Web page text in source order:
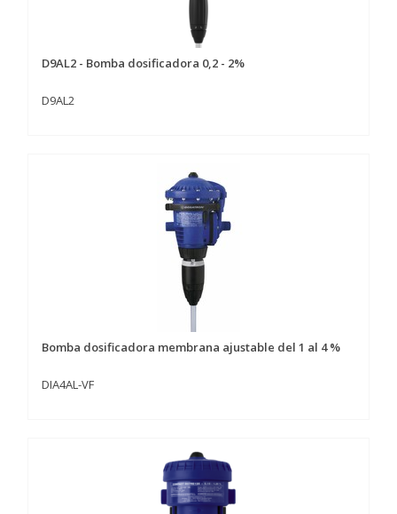
D9AL2 - Bomba dosificadora 0,2 - 2%
D9AL2
Bomba dosificadora membrana ajustable del 1 al 4 %
DIA4AL-VF